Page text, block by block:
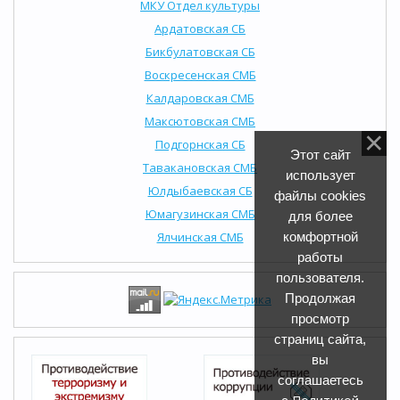
МКУ Отдел культуры
Ардатовская СБ
Бикбулатовская СБ
Воскресенская СМБ
Калдаровская СМБ
Максютовская СМБ
Подгорнская СБ
Тавакановская СМБ
Юлдыбаевская СБ
Юмагузинская СМБ
Ялчинская СМБ
Этот сайт
использует
файлы cookies
для более
комфортной
работы
пользователя.
Продолжая
просмотр
страниц сайта,
вы
соглашаетесь